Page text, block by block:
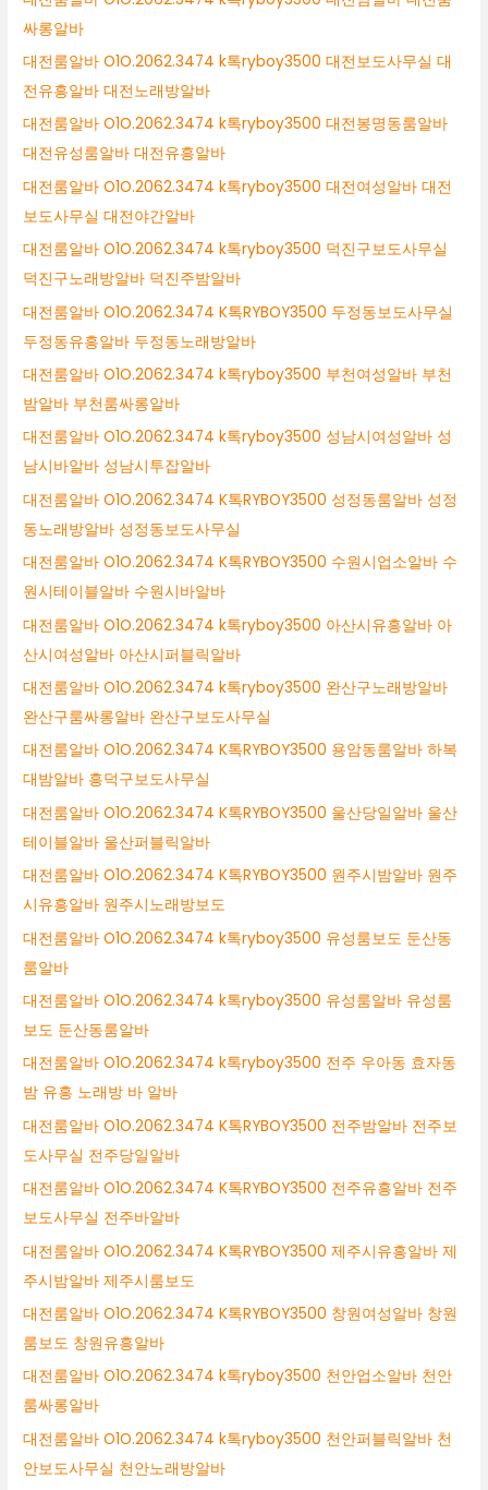
싸롱알바
대전룸알바 O1O.2062.3474 k톡ryboy3500 대전보도사무실 대
전유흥알바 대전노래방알바
대전룸알바 O1O.2062.3474 k톡ryboy3500 대전봉명동룸알바
대전유성룸알바 대전유흥알바
대전룸알바 O1O.2062.3474 k톡ryboy3500 대전여성알바 대전
보도사무실 대전야간알바
대전룸알바 O1O.2062.3474 k톡ryboy3500 덕진구보도사무실
덕진구노래방알바 덕진주밤알바
대전룸알바 O1O.2062.3474 K톡RYBOY3500 두정동보도사무실
두정동유흥알바 두정동노래방알바
대전룸알바 O1O.2062.3474 k톡ryboy3500 부천여성알바 부천
밤알바 부천룸싸롱알바
대전룸알바 O1O.2062.3474 k톡ryboy3500 성남시여성알바 성
남시바알바 성남시투잡알바
대전룸알바 O1O.2062.3474 K톡RYBOY3500 성정동룸알바 성정
동노래방알바 성정동보도사무실
대전룸알바 O1O.2062.3474 K톡RYBOY3500 수원시업소알바 수
원시테이블알바 수원시바알바
대전룸알바 O1O.2062.3474 k톡ryboy3500 아산시유흥알바 아
산시여성알바 아산시퍼블릭알바
대전룸알바 O1O.2062.3474 k톡ryboy3500 완산구노래방알바
완산구룸싸롱알바 완산구보도사무실
대전룸알바 O1O.2062.3474 K톡RYBOY3500 용암동룸알바 하복
대밤알바 흥덕구보도사무실
대전룸알바 O1O.2062.3474 K톡RYBOY3500 울산당일알바 울산
테이블알바 울산퍼블릭알바
대전룸알바 O1O.2062.3474 K톡RYBOY3500 원주시밤알바 원주
시유흥알바 원주시노래방보도
대전룸알바 O1O.2062.3474 k톡ryboy3500 유성룸보도 둔산동
룸알바
대전룸알바 O1O.2062.3474 k톡ryboy3500 유성룸알바 유성룸
보도 둔산동룸알바
대전룸알바 O1O.2062.3474 k톡ryboy3500 전주 우아동 효자동
밤 유흥 노래방 바 알바
대전룸알바 O1O.2062.3474 K톡RYBOY3500 전주밤알바 전주보
도사무실 전주당일알바
대전룸알바 O1O.2062.3474 K톡RYBOY3500 전주유흥알바 전주
보도사무실 전주바알바
대전룸알바 O1O.2062.3474 K톡RYBOY3500 제주시유흥알바 제
주시밤알바 제주시룸보도
대전룸알바 O1O.2062.3474 K톡RYBOY3500 창원여성알바 창원
룸보도 창원유흥알바
대전룸알바 O1O.2062.3474 k톡ryboy3500 천안업소알바 천안
룸싸롱알바
대전룸알바 O1O.2062.3474 k톡ryboy3500 천안퍼블릭알바 천
안보도사무실 천안노래방알바